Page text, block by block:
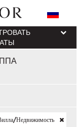
недвижимость